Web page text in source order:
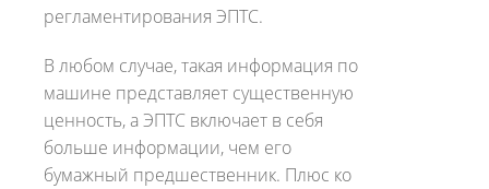
регламентирования ЭПТС.
В любом случае, такая информация по
машине представляет существенную
ценность, а ЭПТС включает в себя
больше информации, чем его
бумажный предшественник. Плюс ко